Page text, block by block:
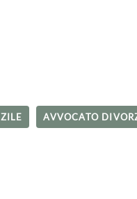
AVVOCATO